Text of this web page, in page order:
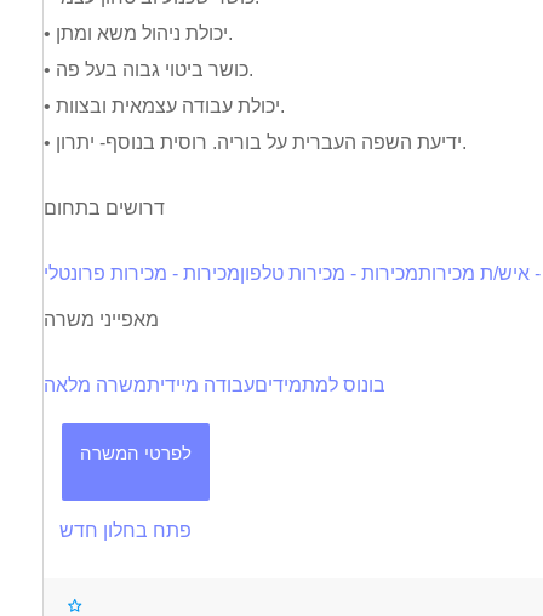
• יכולת ניהול משא ומתן.
• כושר ביטוי גבוה בעל פה.
• יכולת עבודה עצמאית ובצוות.
• ידיעת השפה העברית על בוריה. רוסית בנוסף- יתרון.
דרושים בתחום
- איש/ת מכירותמכירות - מכירות טלפוןמכירות - מכירות פרונטלי
מאפייני משרה
בונוס למתמידיםעבודה מיידיתמשרה מלאה
לפרטי המשרה
פתח בחלון חדש